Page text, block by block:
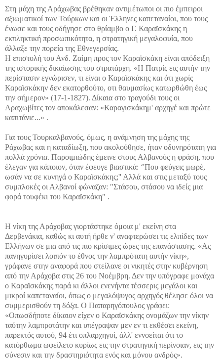
Στη μάχη της Αράχωβας βρέθηκαν αντιμέτωποι οι πιο έμπειροι
αξιωματικοί των Τούρκων και οι Έλληνες καπεταναίοι, που τους
ένωσε και τους οδήγησε στο θρίαμβο ο Γ. Καραϊσκάκης η
εκπληκτική προσωπικότητα, η στρατηγική μεγαλοφυία, που
άλλαξε την πορεία της Εθνεγερσίας.
Η επιστολή του Ανδ. Ζαίμη προς τον Καραϊσκάκη είναι απόδειξη
της ιστορικής δικαίωσης του στρατάρχη. «Η Πατρίς εις αυτήν την
περίστασιν εγνώρισεν, τι είναι ο Καραϊσκάκης και ότι χωρίς
Καραϊσκάκην δεν εκατορθούτο, οτι θαυμασίως κατωρθώθη έως
την σήμερον» (17-1-1827). Δίκαια στο τραγούδι τους οι
Αραχωβίτες τον αποκάλεσαν: «Καραγισκάκημ' αρχηγέ και πρώτε
καπιτάνιε...» .
Για τους Τουρκαλβανούς, όμως, η ανάμνηση της μάχης της
Ράχωβας και η καταδίωξη, που ακολούθησε, ήταν οδυνηρότατη για
πολλά χρόνια. Παροιμιώδης έμεινε στους Αλβανούς η φράση, που
έλεγαν για κάποιον, όταν έφευγε βιαστικά: ‘'Που φεύγεις μωρέ,
ωσάν να σε κυνηγά ο Καραϊσκάκης;'' Αλλά και στις μεταξύ τους
συμπλοκές οι Αλβανοί φώναζαν: "Στάσου, στάσου να ιδείς μια
φορά τουφέκι του Καραϊσκάκη" .
Η νίκη της Αράχοβας γιορτάστηκε όμοια μ' εκείνη στα
Δερβενάκια, καθώς κι αυτή ήρθε ν' αναφτερώσει τις ελπίδες των
Ελλήνων σε μια από τις πιο κρίσιμες ώρες της επανάστασης. «Aς
πανηγυρίσει λοιπόν το έθνος την λαμπρότατη αυτήν νίκη»,
γράφανε στην αναφορά που στείλανε οι νικητές στην κυβέρνηση
από την Αράχοβα στις 26 του Νοέμβρη. Δεν την υπόγραφε μονάχα
ο Καραϊσκάκης παρά κι άλλοι ενενήντα τέσσερις μεγάλοι και
μικροί καπεταναίοι, όπως ο μεγαλόψυγος αρχηγός θέλησε όλοι να
συμμερισθούν τη δόξα. Ο Παπαρηγόπουλος γράφει:
«Οπωσδήποτε δίκαιον είχεν ο Καραϊσκάκης ονομάζων την νίκην
ταύτην λαμπροτάτην και υπέγραψαν μεν εν τι εκθέσει εκείνη,
παρεκτός αυτού, 94 έτι οπλαρχηγοί, άλλ' εννοείται ότι το
κατόρθωμα ωφείλετο κυρίως εις την στρατηγική περίνοιαν, εις την
σύνεσιν και την δραστηριότητα ενός και μόνου ανδρός».